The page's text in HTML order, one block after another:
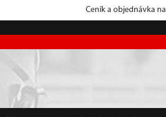
Ceník a objednávka na